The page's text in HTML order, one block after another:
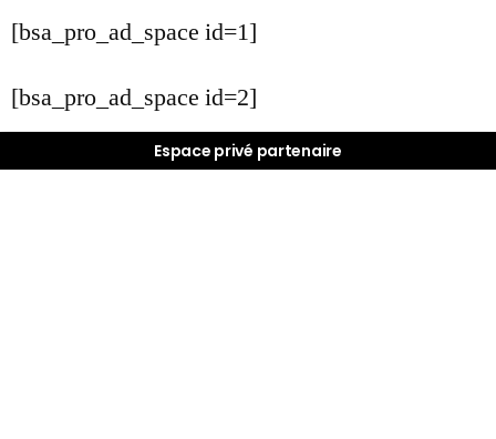
[bsa_pro_ad_space id=1]
[bsa_pro_ad_space id=2]
Espace privé partenaire